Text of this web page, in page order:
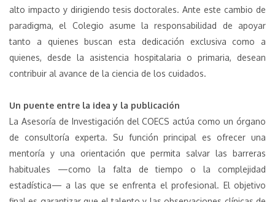
alto impacto y dirigiendo tesis doctorales. Ante este cambio de
paradigma, el Colegio asume la responsabilidad de apoyar
tanto a quienes buscan esta dedicación exclusiva como a
quienes, desde la asistencia hospitalaria o primaria, desean
contribuir al avance de la ciencia de los cuidados.
Un puente entre la idea y la publicación
La Asesoría de Investigación del COECS actúa como un órgano
de consultoría experta. Su función principal es ofrecer una
mentoría y una orientación que permita salvar las barreras
habituales —como la falta de tiempo o la complejidad
estadística— a las que se enfrenta el profesional. El objetivo